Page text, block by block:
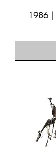
1986 |